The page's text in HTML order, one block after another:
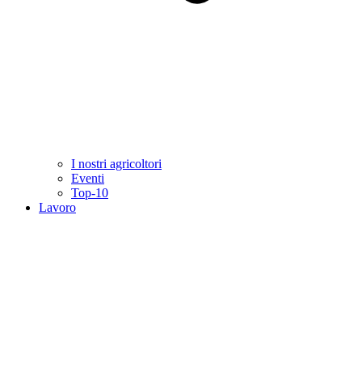
I nostri agricoltori
Eventi
Top-10
Lavoro